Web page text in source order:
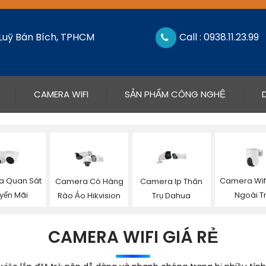
Bán Bích, TPHCM Call : 0938.11.23.99
CAMERA WIFI SẢN PHẨM CÔNG NGHỆ
Quan Sát
Mãi
Camera Có Hàng
Rào Ảo Hikvision
Camera Ip Thân
Trụ Dahua
Camera
Ngoài
CAMERA WIFI GIÁ RẺ